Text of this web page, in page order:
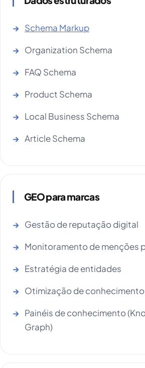
Schema Markup
Organization Schema
FAQ Schema
Product Schema
Local Business Schema
Article Schema
GEO para marcas
Gestão de reputação digital
Monitoramento de menções
Estratégia de entidades
Otimização de
Painéis de conhecimento
Graph)